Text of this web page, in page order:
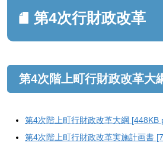
第4次行財政改革
第4次階上町行財政改革大
第4次階上町行財政改革大綱 [448KB
第4次階上町行財政改革実施計画書